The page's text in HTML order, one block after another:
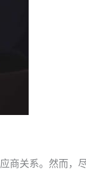
商关系。然而，